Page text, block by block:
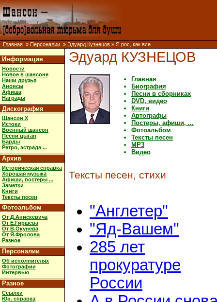
Главная » Персоналии » Эдуард Кузнецов » Я рос, как все...
Информация
Новости
Новое в шансоне
Наши друзья
Анонсы
Афиша
Награды
Дискография
Шансон X
Истоки
Военный шансон
Песни цыган
Барды
Ретро, эстрада ...
Архив
Историческая справка
Хорошая музыка
Афиши, постеры ...
Заметки
Книги
Тексты песен
Фотоальбом
От Д.Анискевича
От Е.Гиршева
От В.Окунева
От Я.Фролова
Разное
Персоналии
Об исполнителях
Фотографии
Интервью
Разное
Ссылки
Юр. справка
Эдуард КУЗНЕЦОВ
Главная
Биография
Песни в сборниках
DVD, видео
Книги
Автографы
Постеры, афиши, ...
Фотоальбом
Тексты песен
MP3
Видео
Тексты песен, стихи
"Англетер"
"Яд-Вашем"
285 лет
прокуратуре
России